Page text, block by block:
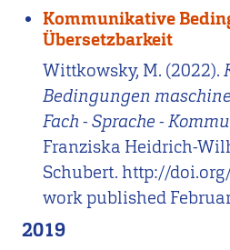
Kommunikative
Übersetzbarkeit
Wittkowsky, M. (2022).
Bedingungen
Fach - Sprache -
Franziska Heidrich-
Schubert. http://
work published
2019